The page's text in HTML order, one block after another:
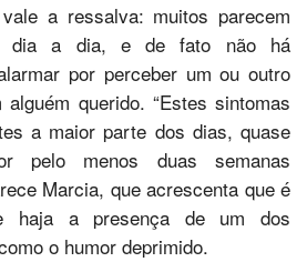
a ressalva: muitos parecem
dia a dia, e de fato não há
por perceber um ou outro
alguém querido. “Estes sintomas
a maior parte dos dias, quase
pelo menos duas semanas
Marcia, que acrescenta que é
haja a presença de um dos
o humor deprimido.